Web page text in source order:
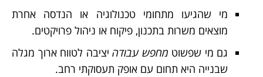
מי שהגיעו מתחומי טכנולוגיה או הנדסה אחרת
מוצאים משרות בתכנון, פיקוח או ניהול פרויקטים.
גם מי שפשוט מחפש עבודה יציבה לטווח ארוך מגלה
שבנייה היא תחום עם אופק תעסוקתי רחב.